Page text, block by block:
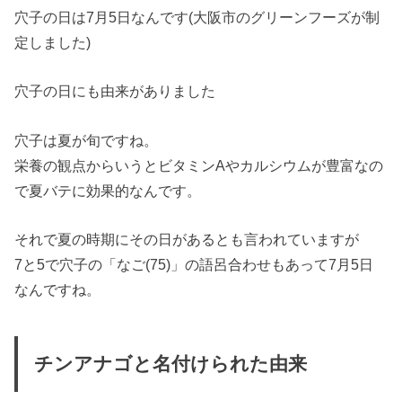
穴子の日は7月5日なんです(大阪市のグリーンフーズが制
定しました)
穴子の日にも由来がありました
穴子は夏が旬ですね。
栄養の観点からいうとビタミンAやカルシウムが豊富なの
で夏バテに効果的なんです。
それで夏の時期にその日があるとも言われていますが
7と5で穴子の「なご(75)」の語呂合わせもあって7月5日
なんですね。
チンアナゴと名付けられた由来